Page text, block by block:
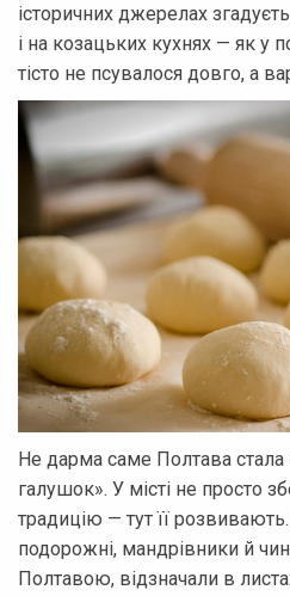
історичних джерелах
і на козацьких кухнях — як у
тісто не псувалося довго, а
Не дарма саме Полтава
галушок». У місті не просто
традицію — тут її
подорожні, мандрівники й
Полтавою, відзначали в